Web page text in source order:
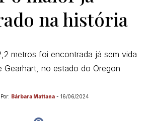
na história
metros foi encontrada já sem vida
Gearhart, no estado do Oregon
Por: Bárbara Mattana - 16/06/2024